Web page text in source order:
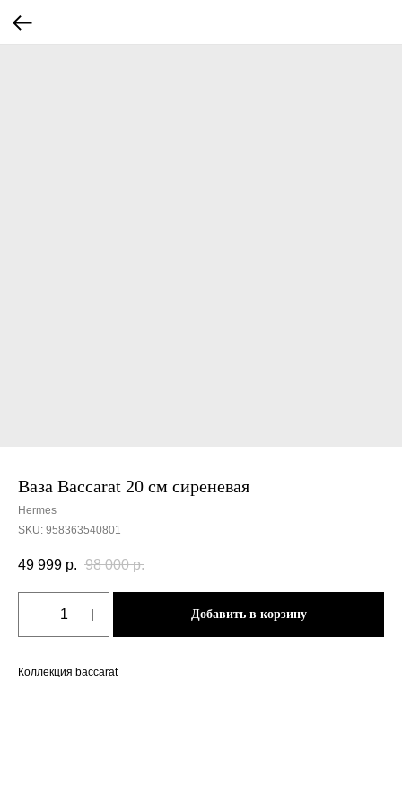
Ваза Baccarat 20 см сиреневая
Hermes
SKU: 958363540801
49 999 р. 98 000 р.
Добавить в корзину
Коллекция baccarat